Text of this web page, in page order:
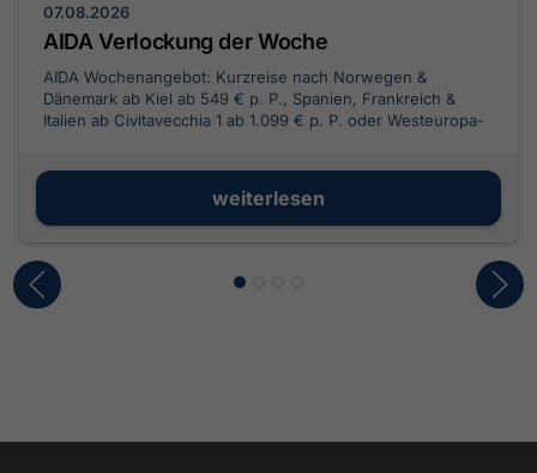
07.08.2026
AIDA Verlockung der Woche
AIDA Wochenangebot: Kurzreise nach Norwegen &
Dänemark ab Kiel ab 549 € p. P., Spanien, Frankreich &
Italien ab Civitavecchia 1 ab 1.099 € p. P. oder Westeuropa-
weiterlesen